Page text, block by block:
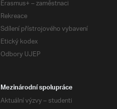
Erasmus+ – zaměstnaci
Rekreace
Sdílení přístrojového vybavení
Etický kodex
Odbory UJEP
Mezinárodní spolupráce
Aktuální výzvy – studenti